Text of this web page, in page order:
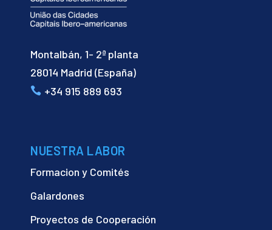
Montalbán, 1- 2ª planta
28014 Madrid (España)
+34 915 889 693
NUESTRA LABOR
Formacion y Comités
Galardones
Proyectos de Cooperación